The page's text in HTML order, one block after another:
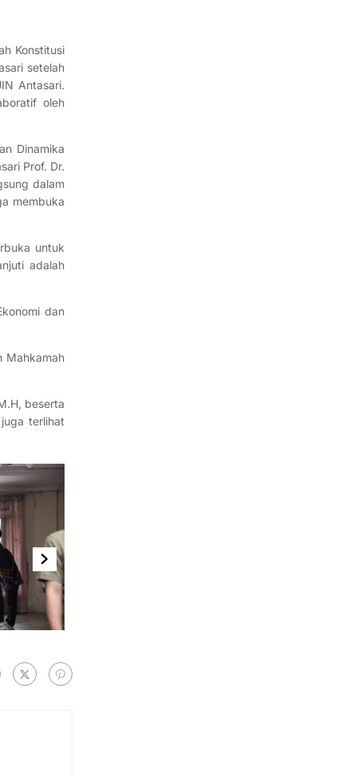
Konstitusi
setelah
Antasari.
oleh
Dinamika
Prof. Dr.
dalam
membuka
untuk
adalah
dan
Mahkamah
beserta
terlihat